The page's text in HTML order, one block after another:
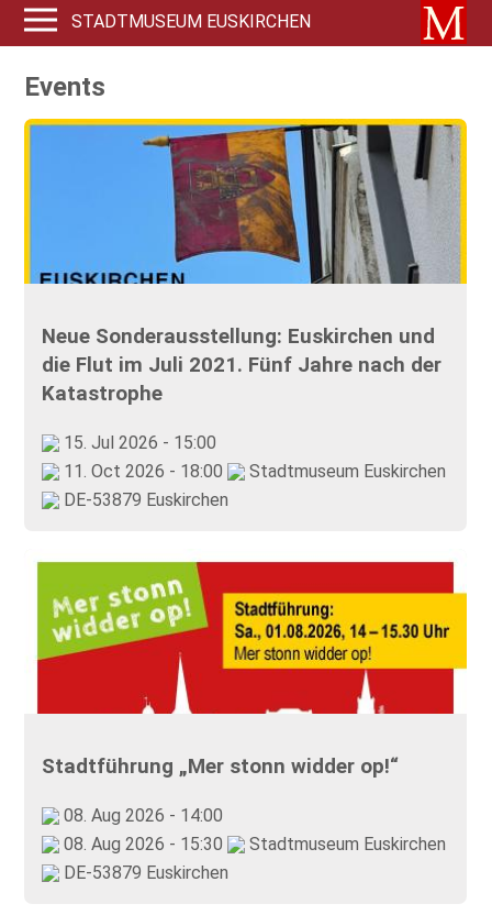
STADTMUSEUM EUSKIRCHEN
Events
Neue Sonderausstellung: Euskirchen und
die Flut im Juli 2021. Fünf Jahre nach der
Katastrophe
15. Jul 2026 - 15:00
11. Oct 2026 - 18:00
Stadtmuseum Euskirchen
DE-53879 Euskirchen
Stadtführung „Mer stonn widder op!“
08. Aug 2026 - 14:00
08. Aug 2026 - 15:30
Stadtmuseum Euskirchen
DE-53879 Euskirchen